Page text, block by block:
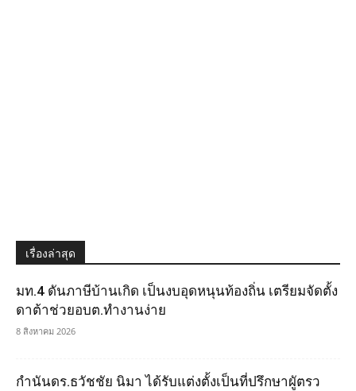
เรื่องล่าสุด
มท.4 ดันภาษีบ้านเกิด เป็นงบอุดหนุนท้องถิ่น เตรียมจัดตั้ง
ดาต้าช่วยอบต.ทำงานง่าย
8 สิงหาคม 2026
กำนันดร.ธวัชชัย นิมา ได้รับแต่งตั้งเป็นที่ปรึกษาผูัตรว